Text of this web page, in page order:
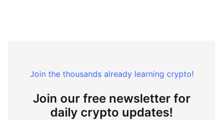
Join the thousands already learning crypto!
Join our free newsletter for
daily crypto updates!